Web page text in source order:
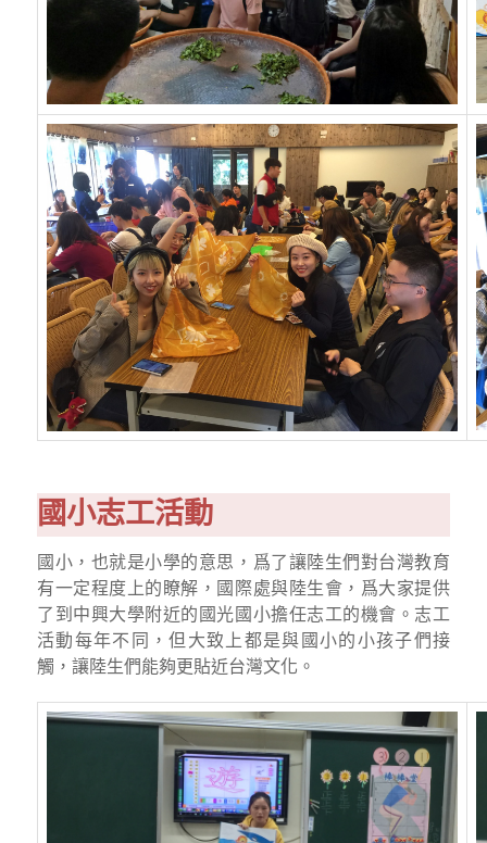
國小志工活動
國小，也就是小學的意思，爲了讓陸生們對台灣教育
有一定程度上的瞭解，國際處與陸生會，爲大家提供
了到中興大學附近的國光國小擔任志工的機會。志工
活動每年不同，但大致上都是與國小的小孩子們接
觸，讓陸生們能夠更貼近台灣文化。